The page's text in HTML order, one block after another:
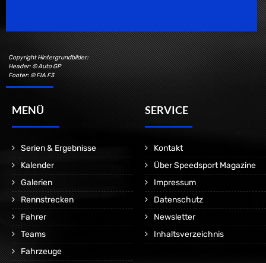
Copyright Hintergrundbilder:
Header: © Auto GP
Footer: © FIA F3
MENÜ
Serien & Ergebnisse
Kalender
Galerien
Rennstrecken
Fahrer
Teams
Fahrzeuge
SERVICE
Kontakt
Über Speedsport Magazine
Impressum
Datenschutz
Newsletter
Inhaltsverzeichnis